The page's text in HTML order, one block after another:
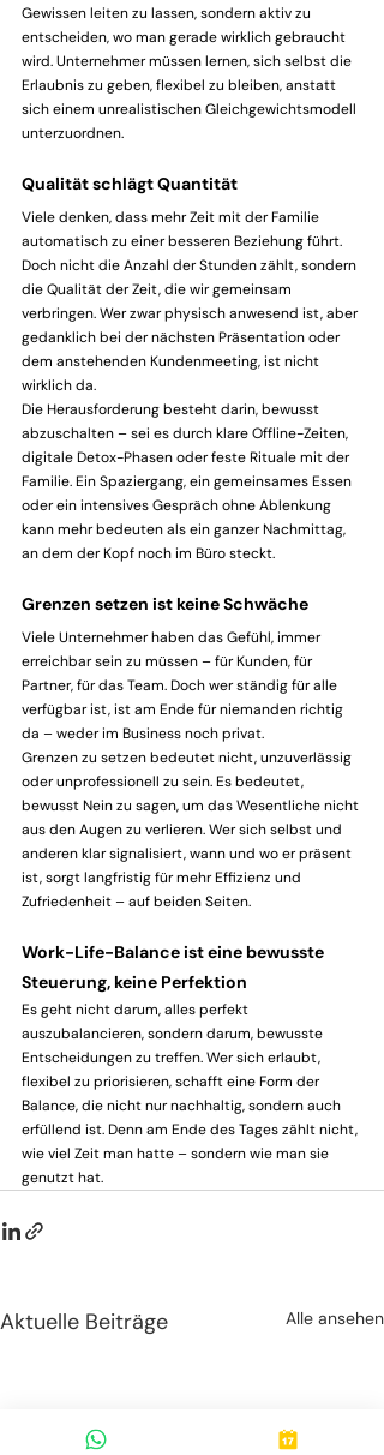
Gewissen leiten zu lassen, sondern aktiv zu
entscheiden, wo man gerade wirklich gebraucht
wird. Unternehmer müssen lernen, sich selbst die
Erlaubnis zu geben, flexibel zu bleiben, anstatt
sich einem unrealistischen Gleichgewichtsmodell
unterzuordnen.
Qualität schlägt Quantität
Viele denken, dass mehr Zeit mit der Familie
automatisch zu einer besseren Beziehung führt.
Doch nicht die Anzahl der Stunden zählt, sondern
die Qualität der Zeit, die wir gemeinsam
verbringen. Wer zwar physisch anwesend ist, aber
gedanklich bei der nächsten Präsentation oder
dem anstehenden Kundenmeeting, ist nicht
wirklich da.
Die Herausforderung besteht darin, bewusst
abzuschalten – sei es durch klare Offline-Zeiten,
digitale Detox-Phasen oder feste Rituale mit der
Familie. Ein Spaziergang, ein gemeinsames Essen
oder ein intensives Gespräch ohne Ablenkung
kann mehr bedeuten als ein ganzer Nachmittag,
an dem der Kopf noch im Büro steckt.
Grenzen setzen ist keine Schwäche
Viele Unternehmer haben das Gefühl, immer
erreichbar sein zu müssen – für Kunden, für
Partner, für das Team. Doch wer ständig für alle
verfügbar ist, ist am Ende für niemanden richtig
da – weder im Business noch privat.
Grenzen zu setzen bedeutet nicht, unzuverlässig
oder unprofessionell zu sein. Es bedeutet,
bewusst Nein zu sagen, um das Wesentliche nicht
aus den Augen zu verlieren. Wer sich selbst und
anderen klar signalisiert, wann und wo er präsent
ist, sorgt langfristig für mehr Effizienz und
Zufriedenheit – auf beiden Seiten.
Work-Life-Balance ist eine bewusste
Steuerung, keine Perfektion
Es geht nicht darum, alles perfekt
auszubalancieren, sondern darum, bewusste
Entscheidungen zu treffen. Wer sich erlaubt,
flexibel zu priorisieren, schafft eine Form der
Balance, die nicht nur nachhaltig, sondern auch
erfüllend ist. Denn am Ende des Tages zählt nicht,
wie viel Zeit man hatte – sondern wie man sie
genutzt hat.
Aktuelle Beiträge Alle ansehen